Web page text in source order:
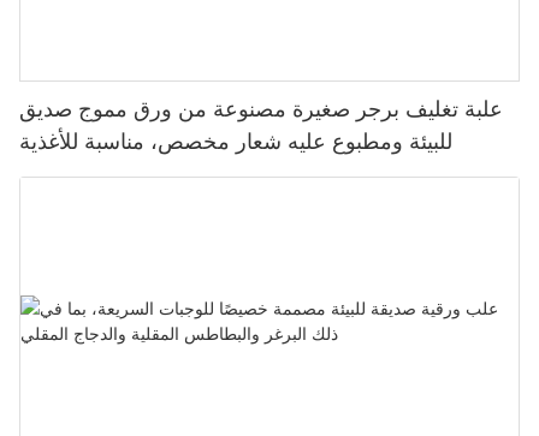
علبة تغليف برجر صغيرة مصنوعة من ورق مموج صديق
للبيئة ومطبوع عليه شعار مخصص، مناسبة للأغذية